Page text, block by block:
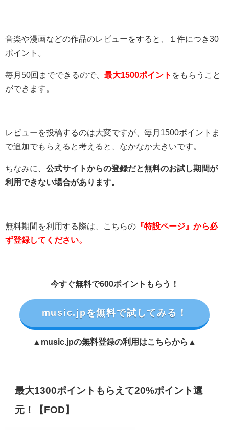
音楽や漫画などの作品のレビューをすると、１件につき30
ポイント。
毎月50回までできるので、 最大1500ポイント をもらうこと
ができます。
レビューを投稿するのは大変ですが、毎月1500ポイントま
で追加でもらえると考えると、なかなか大きいです。
ちなみに、 公式サイトからの登録だと無料のお試し期間が
利用できない場合があります。
無料期間を利用する際は、こちらの 『特設ページ』から必
ず登録してください。
今すぐ無料で600ポイントもらう！
music.jpを無料で試してみる！
▲music.jpの無料登録の利用はこちらから▲
最大1300ポイントもらえて20%ポイント還
元！【FOD】